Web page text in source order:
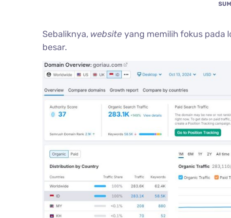
Sebaliknya, website yang memilih fokus pada
besar.